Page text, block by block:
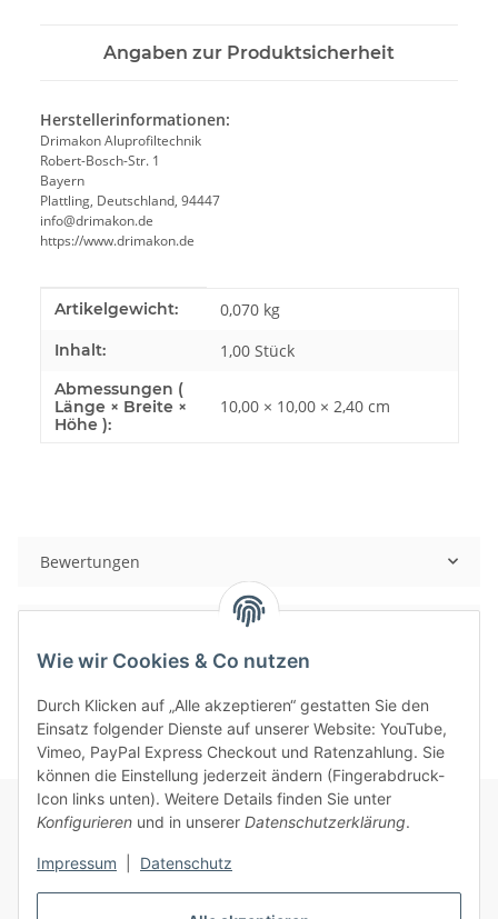
Wie wir Cookies & Co nutzen
Durch Klicken auf „Alle akzeptieren“ gestatten Sie den
Einsatz folgender Dienste auf unserer Website: YouTube,
Vimeo, PayPal Express Checkout und Ratenzahlung. Sie
können die Einstellung jederzeit ändern (Fingerabdruck-
Icon links unten). Weitere Details finden Sie unter
Konfigurieren und in unserer Datenschutzerklärung.
Impressum Datenschutz
Angaben zur Produktsicherheit
Herstellerinformationen:
Drimakon Aluprofiltechnik
Robert-Bosch-Str. 1
Bayern
Plattling, Deutschland, 94447
info@drimakon.de
https://www.drimakon.de
Produkteigenschaft
Wert
Artikelgewicht: 0,070 kg
Inhalt: 1,00 Stück
Abmessungen (
Länge × Breite ×
Höhe ):
10,00 × 10,00 × 2,40 cm
Bewertungen
Benachrichtigen, wenn verfügbar
Informationen